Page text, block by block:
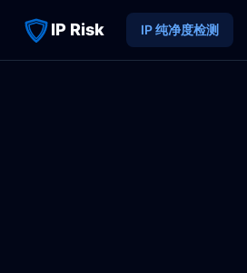
IP Risk IP 纯净度检测